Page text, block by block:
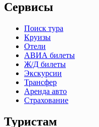
Сервисы
Поиск тура
Круизы
Отели
АВИА билеты
Ж/Д билеты
Экскурсии
Трансфер
Аренда авто
Страхование
Туристам